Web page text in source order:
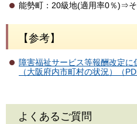
能勢町：20級地(適用率0％)⇒
【参考】
障害福祉サービス等報酬改定
（大阪府内市町村の状況）（
よくあるご質問